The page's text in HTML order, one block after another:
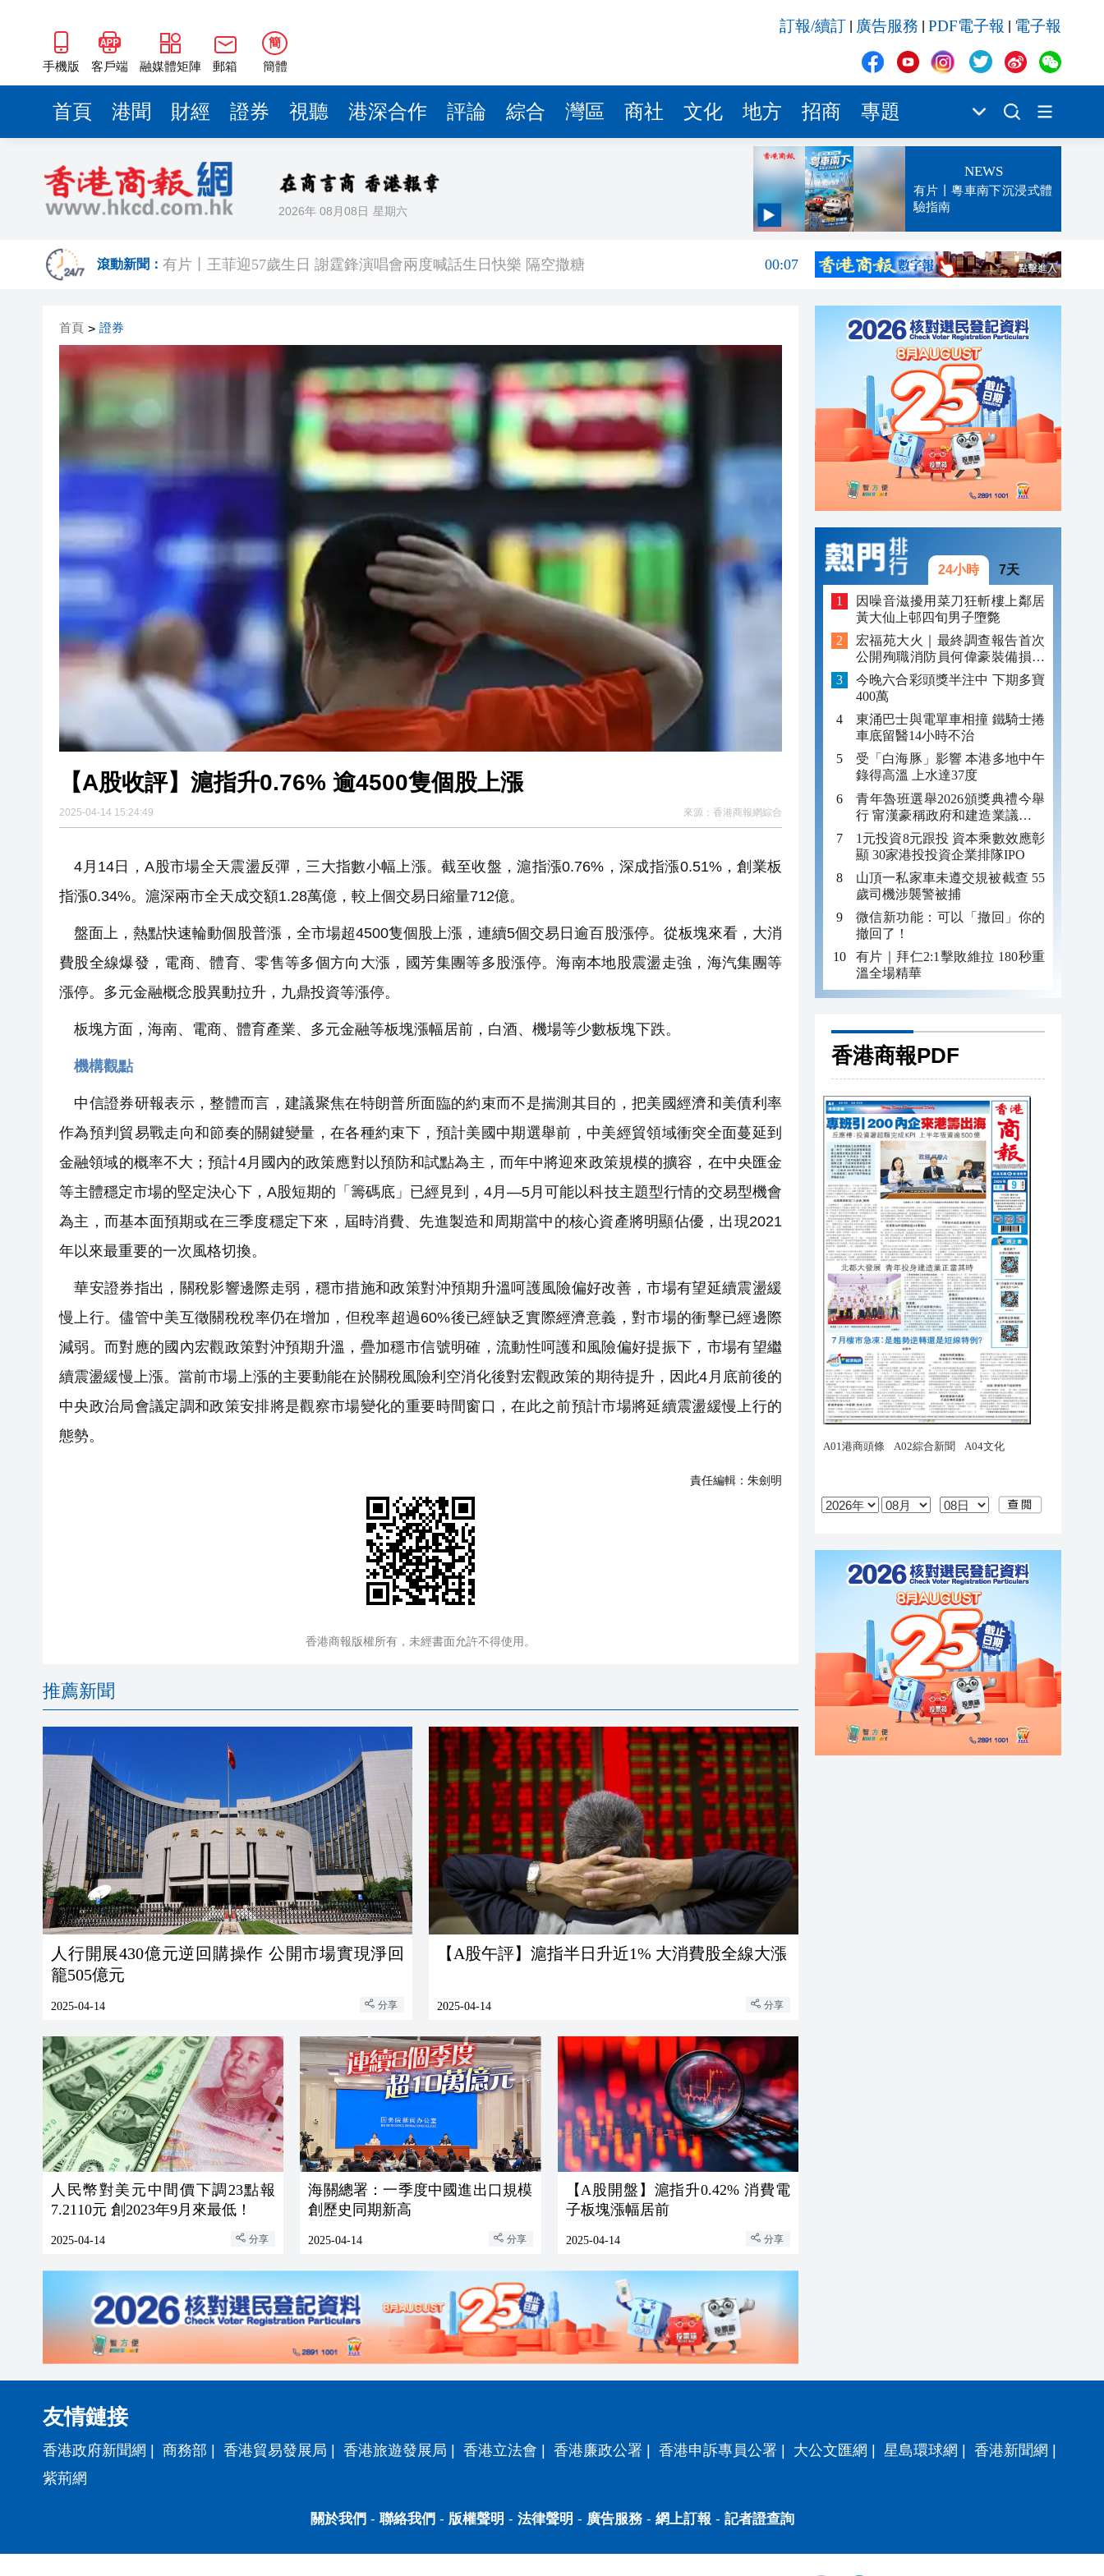
手機版 客戶端 融媒體矩陣 郵箱
簡
簡體
訂報/續訂 廣告服務 PDF電子報 電子報
首頁 港聞 財經 證券 視聽 港深合作 評論 綜合 灣區 商社 文化 地方 招商 專題
2026年 08月08日 星期六
NEWS
有片丨粵車南下沉浸式體
驗指南
滾動新聞：
00:13
有片丨王菲迎57歲生日 謝霆鋒演唱會兩度喊話生日快樂 隔空撒糖
00:07
有片丨星爺媽咪現身《功夫女足》謝票場 親切揮手力挺兒子
有片丨迪麗熱巴驚喜現身香港 高馬尾配白T 美麗明豔
超萬名「嘗鮮客」赴河源萬綠湖，在湖光山色間大飽「口福+眼福」
央媒省媒灣區媒體採風團走進河源
23:05
首頁 > 證券
【A股收評】滬指升0.76% 逾4500隻個股上漲
2025-04-14 15:24:49 來源： 香港商報網綜合
4月14日，A股市場全天震盪反彈，三大指數小幅上漲。截至收盤，滬指漲0.76%，深成指漲0.51%，創業板
指漲0.34%。滬深兩市全天成交額1.28萬億，較上個交易日縮量712億。
盤面上，熱點快速輪動個股普漲，全市場超4500隻個股上漲，連續5個交易日逾百股漲停。從板塊來看，大消
費股全線爆發，電商、體育、零售等多個方向大漲，國芳集團等多股漲停。海南本地股震盪走強，海汽集團等
漲停。多元金融概念股異動拉升，九鼎投資等漲停。
板塊方面，海南、電商、體育產業、多元金融等板塊漲幅居前，白酒、機場等少數板塊下跌。
機構觀點
中信證券研報表示，整體而言，建議聚焦在特朗普所面臨的約束而不是揣測其目的，把美國經濟和美債利率
作為預判貿易戰走向和節奏的關鍵變量，在各種約束下，預計美國中期選舉前，中美經貿領域衝突全面蔓延到
金融領域的概率不大；預計4月國內的政策應對以預防和試點為主，而年中將迎來政策規模的擴容，在中央匯金
等主體穩定市場的堅定決心下，A股短期的「籌碼底」已經見到，4月—5月可能以科技主題型行情的交易型機會
為主，而基本面預期或在三季度穩定下來，屆時消費、先進製造和周期當中的核心資產將明顯佔優，出現2021
年以來最重要的一次風格切換。
華安證券指出，關稅影響邊際走弱，穩市措施和政策對沖預期升溫呵護風險偏好改善，市場有望延續震盪緩
慢上行。儘管中美互徵關稅稅率仍在增加，但稅率超過60%後已經缺乏實際經濟意義，對市場的衝擊已經邊際
減弱。而對應的國內宏觀政策對沖預期升溫，疊加穩市信號明確，流動性呵護和風險偏好提振下，市場有望繼
續震盪緩慢上漲。當前市場上漲的主要動能在於關稅風險利空消化後對宏觀政策的期待提升，因此4月底前後的
中央政治局會議定調和政策安排將是觀察市場變化的重要時間窗口，在此之前預計市場將延續震盪緩慢上行的
態勢。
責任編輯： 朱劍明
香港商報版權所有，未經書面允許不得使用。
推薦新聞
人行開展430億元逆回購操作 公開市場實現淨回
籠505億元
2025-04-14 分享
【A股午評】滬指半日升近1% 大消費股全線大漲
2025-04-14 分享
人民幣對美元中間價下調23點報
7.2110元 創2023年9月來最低！
2025-04-14 分享
海關總署：一季度中國進出口規模
創歷史同期新高
2025-04-14 分享
【A股開盤】滬指升0.42% 消費電
子板塊漲幅居前
2025-04-14 分享
24小時 7天
因噪音滋擾用菜刀狂斬樓上鄰居
黃大仙上邨四旬男子墮斃
宏福苑大火｜最終調查報告首次
公開殉職消防員何偉豪裝備損毀
照片
今晚六合彩頭獎半注中 下期多寶
400萬
東涌巴士與電單車相撞 鐵騎士捲
車底留醫14小時不治
受「白海豚」影響 本港多地中午
錄得高溫 上水達37度
青年魯班選舉2026頒獎典禮今舉
行 甯漢豪稱政府和建造業議會做
好培訓工作
1元投資8元跟投 資本乘數效應彰
顯 30家港投投資企業排隊IPO
山頂一私家車未遵交規被截查 55
歲司機涉襲警被捕
微信新功能：可以「撤回」你的
撤回了！
有片｜拜仁2:1擊敗維拉 180秒重
溫全場精華
香港商報PDF
友情鏈接
香港政府新聞網 | 商務部 | 香港貿易發展局 | 香港旅遊發展局 | 香港立法會 | 香港廉政公署 | 香港申訴專員公署 | 大公文匯網 | 星島環球網 | 香港新聞網 |
紫荊網
關於我們 - 聯絡我們 - 版權聲明 - 法律聲明 - 廣告服務- 網上訂報 - 記者證查詢